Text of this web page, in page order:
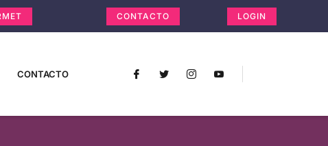
CONTACTO LOGIN
CONTACTO